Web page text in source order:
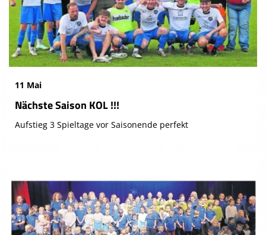
11 Mai
Nächste Saison KOL !!!
Aufstieg 3 Spieltage vor Saisonende perfekt